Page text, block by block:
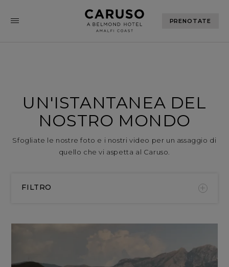
PRENOTATE
UN'ISTANTANEA DEL
NOSTRO MONDO
Sfogliate le nostre foto e i nostri video per un assaggio di
quello che vi aspetta al Caruso.
FILTRO